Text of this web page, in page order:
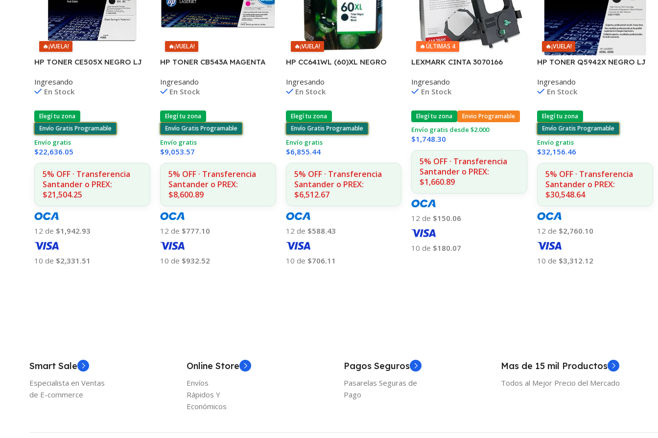
🔥¡VUELA!
HP TONER CE505X NEGRO LJ
Ingresando
En Stock
Elegí tu zona
Envío Gratis Programable
Envío gratis
$22,636.05
5% OFF · Transferencia
Santander o PREX:
$21,504.25
12 de $1,942.93
10 de $2,331.51
🔥¡VUELA!
HP TONER CB543A MAGENTA
1215/1515/1510/1312
Ingresando
En Stock
Elegí tu zona
Envío Gratis Programable
Envío gratis
$9,053.57
5% OFF · Transferencia
Santander o PREX:
$8,600.89
12 de $777.10
10 de $932.52
🔥¡VUELA!
HP CC641WL (60)XL NEGRO
F4580/F4280/F4480/D110
Ingresando
En Stock
Elegí tu zona
Envío Gratis Programable
Envío gratis
$6,855.44
5% OFF · Transferencia
Santander o PREX:
$6,512.67
12 de $588.43
10 de $706.11
🔥ÚLTIMAS 4
LEXMARK CINTA 3070166
CPS 11A3540
Ingresando
En Stock
Elegí tu zona Envio Programable
Envío gratis desde $2.000
$1,748.30
5% OFF · Transferencia
Santander o PREX:
$1,660.89
12 de $150.06
10 de $180.07
🔥¡VUELA!
HP TONER Q5942X NEGRO LJ
COPIAS (D)
Ingresando
En Stock
Elegí tu zona
Envío Gratis Programable
Envío gratis
$32,156.46
5% OFF · Transferencia
Santander o PREX:
$30,548.64
12 de $2,760.10
10 de $3,312.12
Smart Sale
Especialista en Ventas
de E-commerce
Online Store
Envíos
Rápidos Y
Económicos
Pagos Seguros
Pasarelas Seguras de
Pago
Mas de 15 mil Productos
Todos al Mejor Precio del Mercado